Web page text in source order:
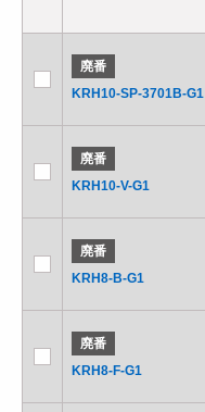
廃番
KRH10-SP-3701B-G1
廃番
KRH10-V-G1
廃番
KRH8-B-G1
廃番
KRH8-F-G1